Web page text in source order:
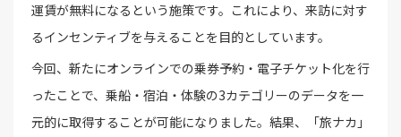
運賃が無料になるという施策です。これにより、来訪に対す
るインセンティブを与えることを目的としています。
今回、新たにオンラインでの乗券予約・電子チケット化を行
ったことで、乗船・宿泊・体験の3カテゴリーのデータを一
元的に取得することが可能になりました。結果、「旅ナカ」